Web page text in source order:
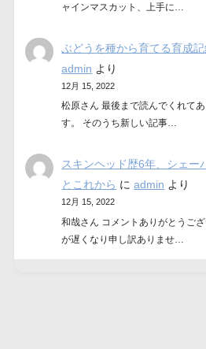
ャインマスカット、上手に…
ぶどうを種から育てる育成
admin より
12月 15, 2022
松原さん 最後まで読んでくれて
す。 そのうち新しい記事…
スキンヘッド歴6年、シェー
とこれから にadmin より
12月 15, 2022
和哉さん コメントありがとうご
が遅くなり申し訳ありませ…